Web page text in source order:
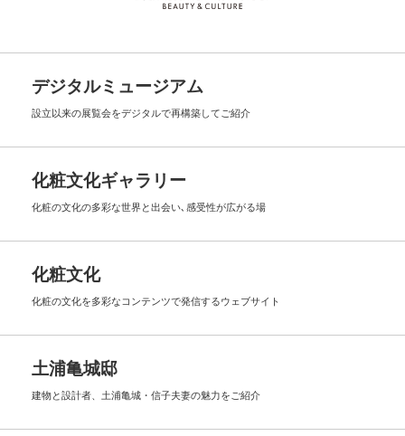
デジタルミュージアム
設立以来の展覧会をデジタルで再構築してご紹介
化粧文化ギャラリー
化粧の文化の多彩な世界と出会い､ 感受性が広がる場
化粧文化
化粧の文化を多彩なコンテンツで発信するウェブサイト
土浦亀城邸
建物と設計者、土浦亀城・信子夫妻の魅力をご紹介